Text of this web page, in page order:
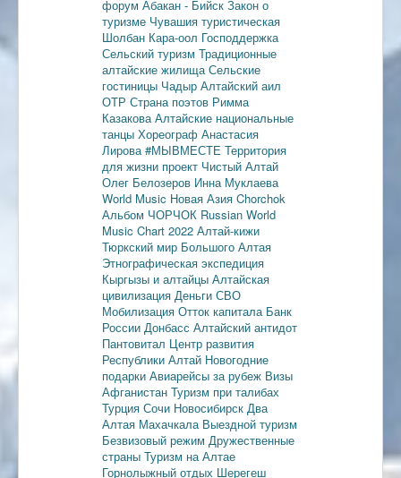
форум Абакан - Бийск Закон о
туризме Чувашия туристическая
Шолбан Кара-оол Господдержка
Сельский туризм Традиционные
алтайские жилищаСельские
гостиницы Чадыр Алтайский аил
ОТР Страна поэтов Римма
КазаковаАлтайские национальные
танцы Хореограф Анастасия
Лирова#МЫВМЕСТЕ Территория
для жизни проект Чистый Алтай
Олег Белозеров Инна Муклаева
World Music Новая Азия Chorchok
Альбом ЧОРЧОК Russian World
Music Chart 2022 Алтай-кижи
Тюркский мир Большого Алтая
Этнографическая экспедиция
Кыргызы и алтайцы Алтайская
цивилизация Деньги СВО
Мобилизация Отток капитала Банк
России Донбасс Алтайский антидот
Пантовитал Центр развития
Республики Алтай Новогодние
подарки Авиарейсы за рубеж Визы
Афганистан Туризм при талибах
Турция Сочи Новосибирск Два
Алтая Махачкала Выездной туризм
Безвизовый режим Дружественные
страны Туризм на Алтае
Горнолыжный отдых Шерегеш